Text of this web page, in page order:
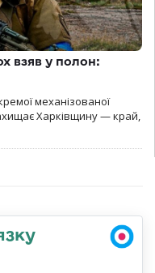
взяв у полон:
механізованої
Харківщину — край,